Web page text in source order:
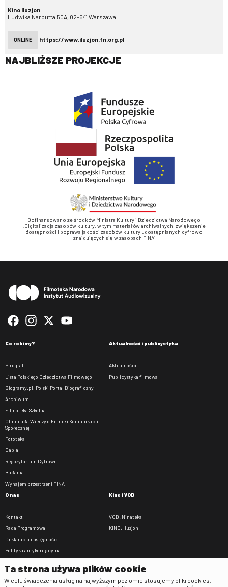
Kino Iluzjon
Ludwika Narbutta 50A, 02-541 Warszawa
ONLINE https://www.iluzjon.fn.org.pl
NAJBLIŻSZE PROJEKCJE
Dofinansowano ze środków Ministra Kultury i Dziedzictwa Narodowego
„Digitalizacja zasobów kultury, w tym materiałów archiwalnych, zwiększenie
dostępności i poprawa jakości zasobów kultury udostępnianych cyfrowo
znajdujących się w zasobach FINA”
Co robimy?
Pleograf
Lista Polskiego Dziedzictwa Filmowego
Biogramy.pl. Polski Portal Biograficzny
Archiwum
Filmoteka Szkolna
Olimpiada Wiedzy o Filmie i Komunikacji
Społecznej
Fototeka
Gapla
Repozytorium Cyfrowe
Badania
Wynajem przestrzeni FINA
Aktualności i publicystyka
Aktualności
Publicystyka filmowa
O nas
Kontakt
Rada Programowa
Deklaracja dostępności
Polityka antykorupcyjna
Zamówienia publiczne
Praca w FINA
Kino i VOD
VOD: Ninateka
KINO: Iluzjon
Ta strona używa plików cookie
W celu świadczenia usług na najwyższym poziomie stosujemy pliki cookies.